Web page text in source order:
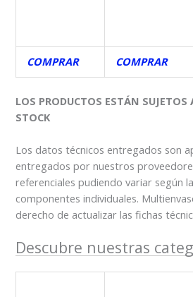
COMPRAR COMPRAR
LOS PRODUCTOS ESTÁN
STOCK
Los datos técnicos entregados son
entregados por nuestros
referenciales pudiendo variar según
componentes individuales.
derecho de actualizar las fichas
Descubre nuestras